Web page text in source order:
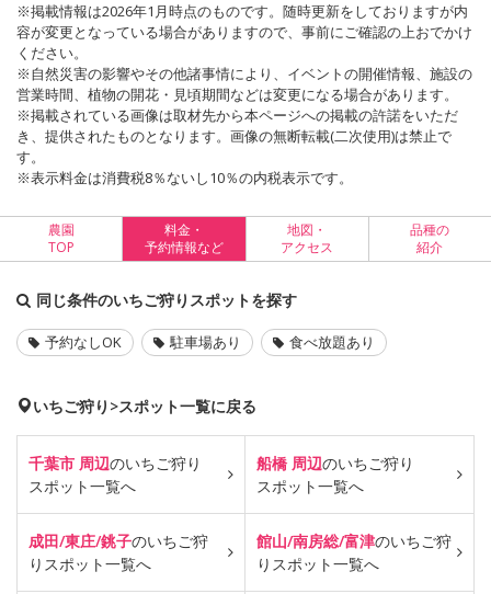
※掲載情報は2026年1月時点のものです。随時更新をしておりますが内
容が変更となっている場合がありますので、事前にご確認の上おでかけ
ください。
※自然災害の影響やその他諸事情により、イベントの開催情報、施設の
営業時間、植物の開花・見頃期間などは変更になる場合があります。
※掲載されている画像は取材先から本ページへの掲載の許諾をいただ
き、提供されたものとなります。画像の無断転載(二次使用)は禁止で
す。
※表示料金は消費税8％ないし10％の内税表示です。
農園
TOP
料金・
予約情報など
地図・
アクセス
品種の
紹介
同じ条件のいちご狩りスポットを探す
予約なしOK 駐車場あり 食べ放題あり
いちご狩り>スポット一覧に戻る
千葉市 周辺のいちご狩り
スポット一覧へ
船橋 周辺のいちご狩り
スポット一覧へ
成田/東庄/銚子のいちご狩
り スポット一覧へ
館山/南房総/富津のいちご狩
り スポット一覧へ